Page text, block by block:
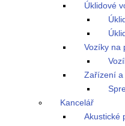
Úklidové
Vozíky na
Zařízení a
Kancelář
Akustické